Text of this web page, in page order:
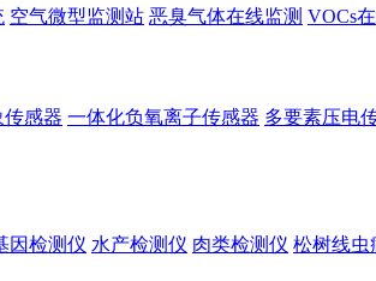
空气微型监测站 恶臭气体在线监测 VOCs
传感器 一体化负氧离子传感器 多要素压电
因检测仪 水产检测仪 肉类检测仪 松树线虫